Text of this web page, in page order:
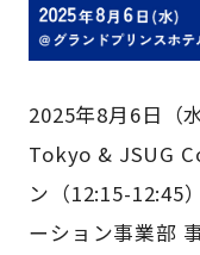
2025年8月6日（
Tokyo & JSUG
ン（12:15-12:45
ーション事業部